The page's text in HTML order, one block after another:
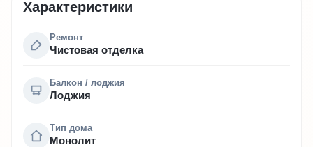
Характеристики
Ремонт
Чистовая отделка
Балкон / лоджия
Лоджия
Тип дома
Монолит